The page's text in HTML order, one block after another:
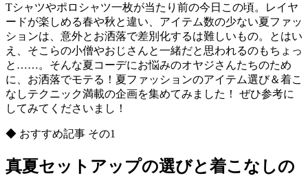
Tシャツやポロシャツ一枚が当たり前の今日この頃。レイヤ
ードが楽しめる春や秋と違い、アイテム数の少ない夏ファッ
ションは、意外とお洒落で差別化するは難しいもの。とはい
え、そこらの小僧やおじさんと一緒だと思われるのもちょっ
と……。そんな夏コーデにお悩みのオヤジさんたちのため
に、お洒落でモテる！夏ファッションのアイテム選び＆着こ
なしテクニック満載の企画を集めてみました！ ぜひ参考に
してみてくださいまし！
◆ おすすめ記事 その1
真夏セットアップの選びと着こなしの